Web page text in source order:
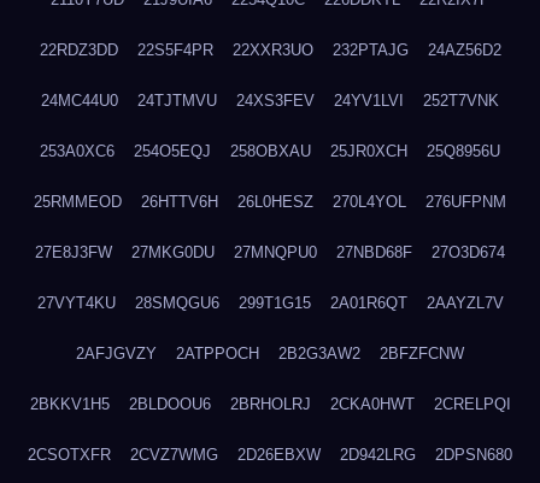
22RDZ3DD 22S5F4PR 22XXR3UO 232PTAJG 24AZ56D2
24MC44U0 24TJTMVU 24XS3FEV 24YV1LVI 252T7VNK
253A0XC6 254O5EQJ 258OBXAU 25JR0XCH 25Q8956U
25RMMEOD 26HTTV6H 26L0HESZ 270L4YOL 276UFPNM
27E8J3FW 27MKG0DU 27MNQPU0 27NBD68F 27O3D674
27VYT4KU 28SMQGU6 299T1G15 2A01R6QT 2AAYZL7V
2AFJGVZY 2ATPPOCH 2B2G3AW2 2BFZFCNW
2BKKV1H5 2BLDOOU6 2BRHOLRJ 2CKA0HWT 2CRELPQI
2CSOTXFR 2CVZ7WMG 2D26EBXW 2D942LRG 2DPSN680